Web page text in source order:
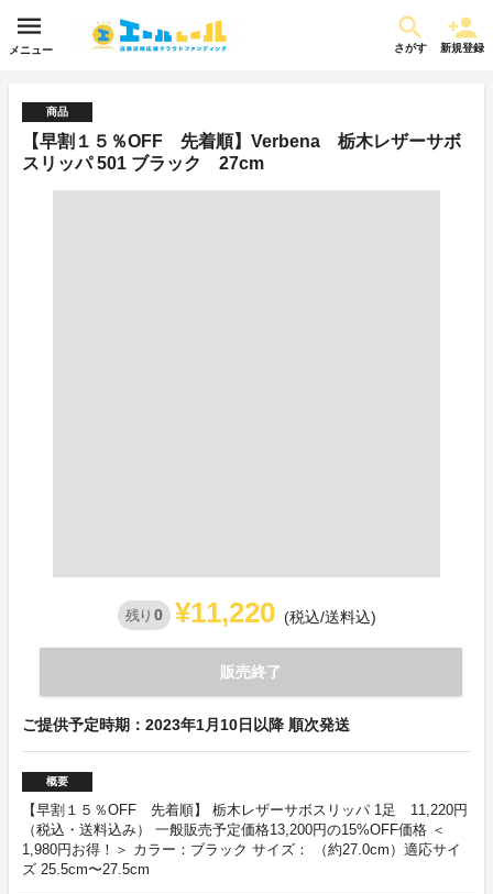
メニュー さがす 新規登録
商品
【早割１５％OFF 先着順】Verbena 栃木レザーサボ
スリッパ 501 ブラック 27cm
残り 0 ¥11,220 (税込/送料込)
販売終了
ご提供予定時期：2023年1月10日以降 順次発送
概要
【早割１５％OFF 先着順】 栃木レザーサボスリッパ 1足 11,220円
（税込・送料込み） 一般販売予定価格13,200円の15%OFF価格 ＜
1,980円お得！＞ カラー：ブラック サイズ： （約27.0cm）適応サイ
ズ 25.5cm〜27.5cm